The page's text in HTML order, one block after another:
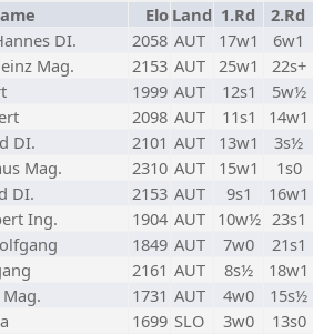
Elo Land 1.Rd
2.Rd
DI. 2058 AUT 17w1
6w1
Mag. 2153 AUT 25w1
22s+
1999 AUT 12s1
5w½
2098 AUT 11s1
14w1
DI. 2101 AUT 13w1
3s½
Mag. 2310 AUT 15w1
1s0
DI. 2153 AUT 9s1
16w1
Ing. 1904 AUT 10w½ 23s1
1849 AUT 7w0
21s1
2161 AUT 8s½
18w1
1731 AUT 4w0
15s½
1699 SLO 3w0
13s0